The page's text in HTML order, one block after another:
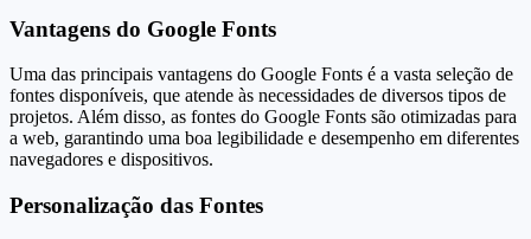
Vantagens do Google Fonts
Uma das principais vantagens do Google Fonts é a vasta seleção de
fontes disponíveis, que atende às necessidades de diversos tipos de
projetos. Além disso, as fontes do Google Fonts são otimizadas para
a web, garantindo uma boa legibilidade e desempenho em diferentes
navegadores e dispositivos.
Personalização das Fontes